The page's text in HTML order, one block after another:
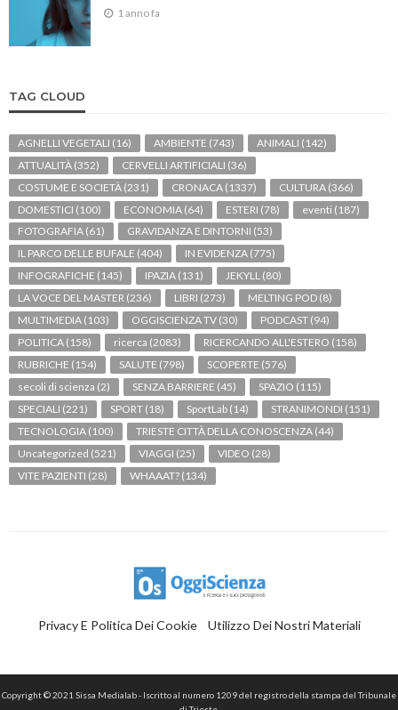
1 anno fa
TAG CLOUD
AGNELLI VEGETALI (16) AMBIENTE (743) ANIMALI (142)
ATTUALITÀ (352) CERVELLI ARTIFICIALI (36)
COSTUME E SOCIETÀ (231) CRONACA (1337) CULTURA (366)
DOMESTICI (100) ECONOMIA (64) ESTERI (78) eventi (187)
FOTOGRAFIA (61) GRAVIDANZA E DINTORNI (53)
IL PARCO DELLE BUFALE (404) IN EVIDENZA (775)
INFOGRAFICHE (145) IPAZIA (131) JEKYLL (80)
LA VOCE DEL MASTER (236) LIBRI (273) MELTING POD (8)
MULTIMEDIA (103) OGGISCIENZA TV (30) PODCAST (94)
POLITICA (158) ricerca (2083) RICERCANDO ALL'ESTERO (158)
RUBRICHE (154) SALUTE (798) SCOPERTE (576)
secoli di scienza (2) SENZA BARRIERE (45) SPAZIO (115)
SPECIALI (221) SPORT (18) SportLab (14) STRANIMONDI (151)
TECNOLOGIA (100) TRIESTE CITTÀ DELLA CONOSCENZA (44)
Uncategorized (521) VIAGGI (25) VIDEO (28)
VITE PAZIENTI (28) WHAAAT? (134)
Privacy E Politica Dei Cookie Utilizzo Dei Nostri Materiali
Copyright © 2021 Sissa Medialab - Iscritto al numero 1209 del registro della stampa del Tribunale